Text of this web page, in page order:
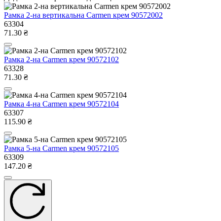
Рамка 2-на вертикальна Carmen крем 90572002
63304
71.30 ₴
Рамка 2-на Carmen крем 90572102
63328
71.30 ₴
Рамка 4-на Carmen крем 90572104
63307
115.90 ₴
Рамка 5-на Carmen крем 90572105
63309
147.20 ₴